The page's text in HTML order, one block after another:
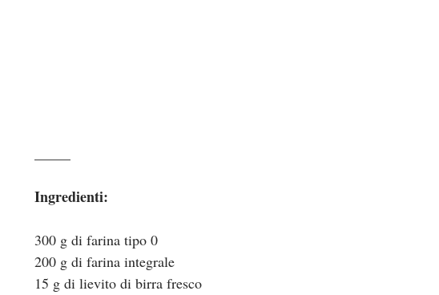
Ingredienti:
300 g di farina tipo 0
200 g di farina integrale
15 g di lievito di birra fresco